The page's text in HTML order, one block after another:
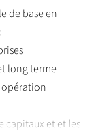
de base en
long terme
opération
capitaux et et les